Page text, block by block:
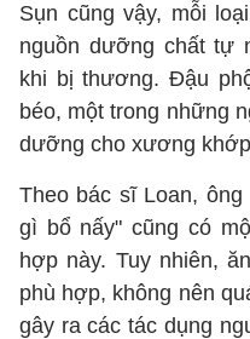
Sụn cũng vậy, mỗi
nguồn dưỡng chất tự
khi bị thương. Đậu
béo, một trong những
dưỡng cho xương
Theo bác sĩ Loan,
gì bổ nấy" cũng có
hợp này. Tuy nhiên,
phù hợp, không nên
gây ra các tác dụng